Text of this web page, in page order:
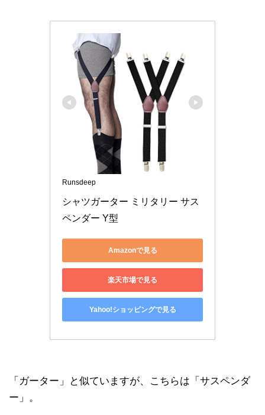
Runsdeep
シャツガーター ミリタリー サス
ペンダー Y型
Amazonで見る
楽天市場で見る
Yahoo!ショッピングで見る
「ガーター」と似ていますが、こちらは「サスペンダ
ー」。